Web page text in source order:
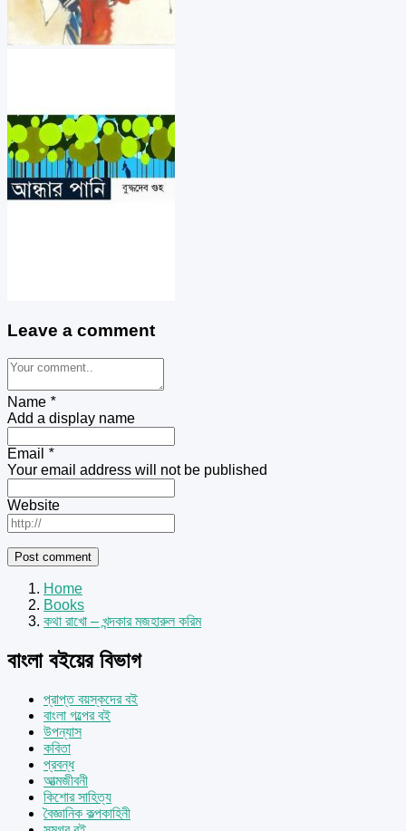
Leave a comment
Name *
Add a display name
Email *
Your email address will not be published
Website
Home
Books
কথা রাখো – খন্দকার মজহারুল করিম
বাংলা বইয়ের বিভাগ
প্রাপ্ত বয়স্কদের বই
বাংলা গল্পের বই
উপন্যাস
কবিতা
প্রবন্ধ
আত্মজীবনী
কিশোর সাহিত্য
বৈজ্ঞানিক কল্পকাহিনী